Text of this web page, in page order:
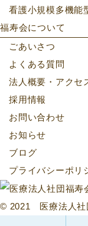
看護小規模多機能
福寿会について
ごあいさつ
よくある質問
法人概要・アクセ
採用情報
お問い合わせ
お知らせ
ブログ
プライバシーポリ
© 2021 医療法人社